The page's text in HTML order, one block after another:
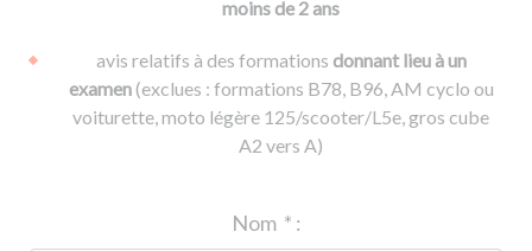
moins de 2 ans
avis relatifs à des formations donnant lieu à un
examen(exclues : formations B78, B96, AM cyclo ou
voiturette, moto légère 125/scooter/L5e, gros cube
A2 vers A)
* :